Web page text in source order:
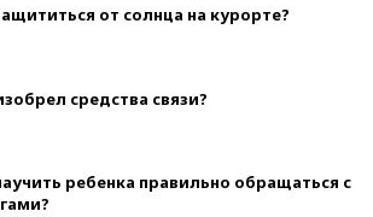
от солнца на курорте?
средства связи?
ребенка правильно обращаться с